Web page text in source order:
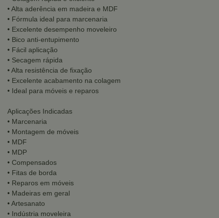
• Alta aderência em madeira e MDF
• Fórmula ideal para marcenaria
• Excelente desempenho moveleiro
• Bico anti-entupimento
• Fácil aplicação
• Secagem rápida
• Alta resistência de fixação
• Excelente acabamento na colagem
• Ideal para móveis e reparos
Aplicações Indicadas
• Marcenaria
• Montagem de móveis
• MDF
• MDP
• Compensados
• Fitas de borda
• Reparos em móveis
• Madeiras em geral
• Artesanato
• Indústria moveleira